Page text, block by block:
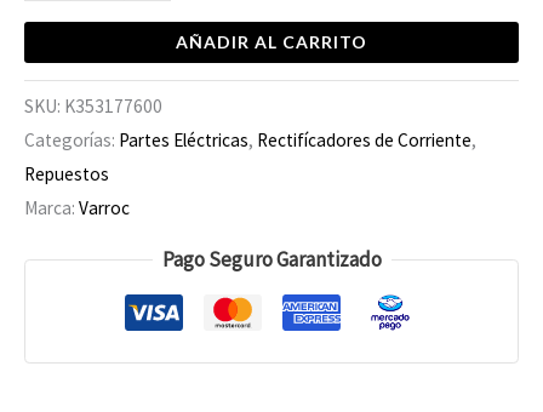
AÑADIR AL CARRITO
SKU: K353177600
Categorías: Partes Eléctricas, Rectifícadores de Corriente,
Repuestos
Marca: Varroc
Pago Seguro Garantizado